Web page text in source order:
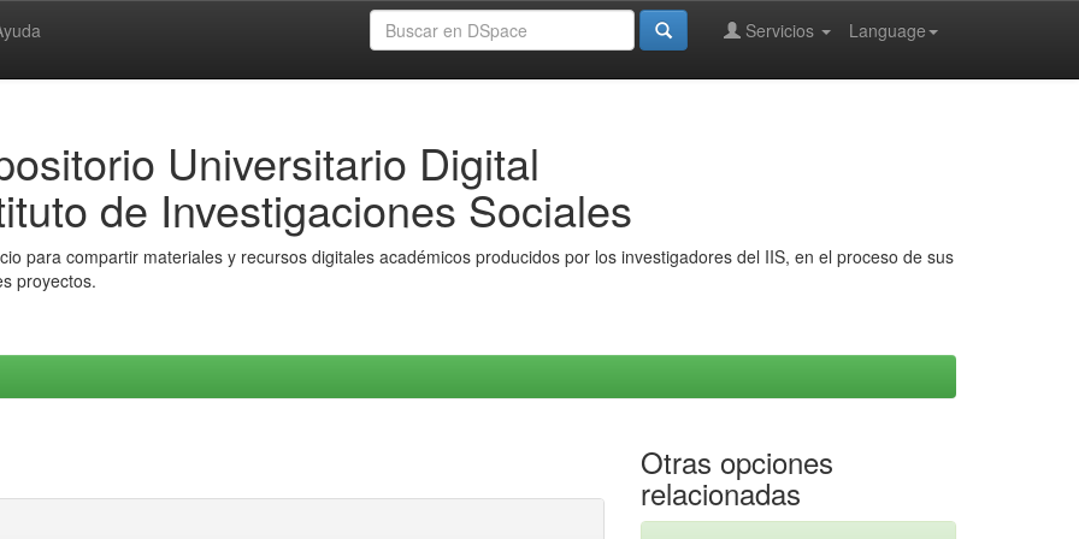
Language
Servicios
Universitario Digital
de Investigaciones Sociales
para compartir materiales y recursos digitales académicos producidos por los investigadores del IIS, en el proceso de sus
proyectos.
Otras opciones
relacionadas